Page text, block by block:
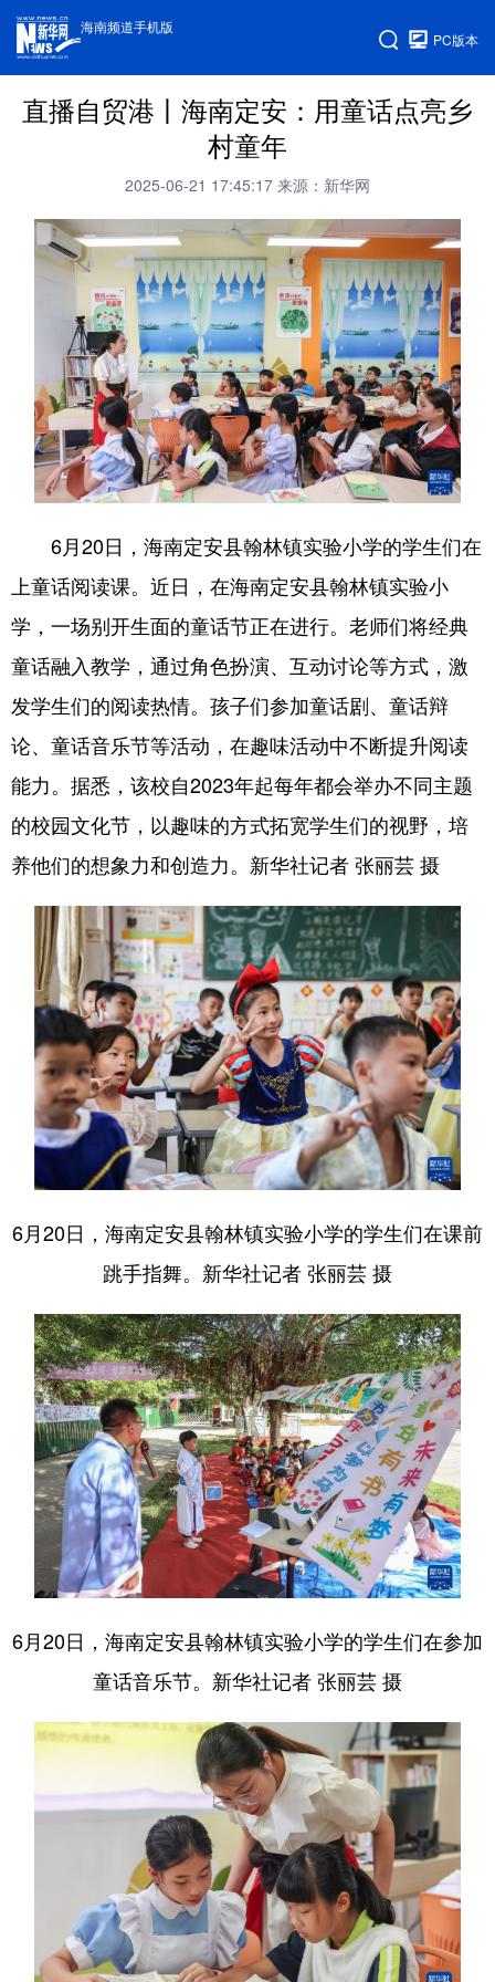
海南频道手机版
PC版本
直播自贸港丨海南定安：用童话点亮乡
村童年
2025-06-21 17:45:17 来源：新华网
6月20日，海南定安县翰林镇实验小学的学生们在
上童话阅读课。近日，在海南定安县翰林镇实验小
学，一场别开生面的童话节正在进行。老师们将经典
童话融入教学，通过角色扮演、互动讨论等方式，激
发学生们的阅读热情。孩子们参加童话剧、童话辩
论、童话音乐节等活动，在趣味活动中不断提升阅读
能力。据悉，该校自2023年起每年都会举办不同主题
的校园文化节，以趣味的方式拓宽学生们的视野，培
养他们的想象力和创造力。新华社记者 张丽芸 摄
6月20日，海南定安县翰林镇实验小学的学生们在课前
跳手指舞。新华社记者 张丽芸 摄
6月20日，海南定安县翰林镇实验小学的学生们在参加
童话音乐节。新华社记者 张丽芸 摄